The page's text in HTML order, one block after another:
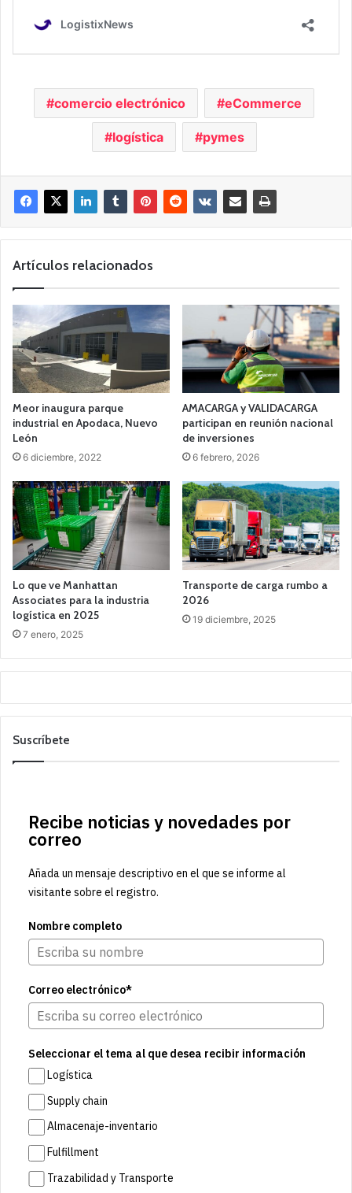
comercio electrónico eCommerce
logística pymes
Artículos relacionados
Meor inaugura parque
industrial en Apodaca, Nuevo
León
6 diciembre, 2022
AMACARGA y VALIDACARGA
participan en reunión nacional
de inversiones
6 febrero, 2026
Lo que ve Manhattan
Associates para la industria
logística en 2025
7 enero, 2025
Transporte de carga rumbo a
2026
19 diciembre, 2025
Suscríbete
Recibe noticias y novedades por
correo
Añada un mensaje descriptivo en el que se informe al
visitante sobre el registro.
Nombre completo
Correo electrónico*
Seleccionar el tema al que desea recibir información
Logística
Supply chain
Almacenaje-inventario
Fulfillment
Trazabilidad y Transporte